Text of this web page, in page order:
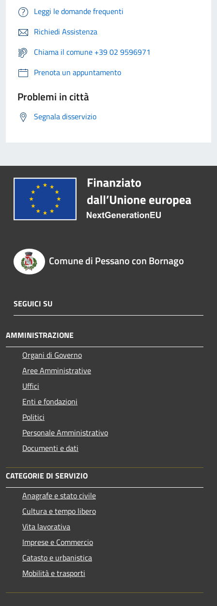
Leggi le domande frequenti
Richiedi Assistenza
Chiama il comune +39 02 9596971
Prenota un appuntamento
Problemi in città
Segnala disservizio
Comune di Pessano con Bornago
SEGUICI SU
AMMINISTRAZIONE
Organi di Governo
Aree Amministrative
Uffici
Enti e fondazioni
Politici
Personale Amministrativo
Documenti e dati
CATEGORIE DI SERVIZIO
Anagrafe e stato civile
Cultura e tempo libero
Vita lavorativa
Imprese e Commercio
Catasto e urbanistica
Mobilità e trasporti